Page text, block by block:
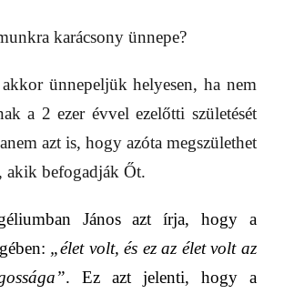
karácsony ünnepe?
ünnepeljük helyesen, ha nem
a 2 ezer évvel ezelőtti születését
azt is, hogy azóta megszülethet
akik befogadják Őt.
János azt írja, hogy a
„élet volt, és ez az élet volt az
. Ez azt jelenti, hogy a